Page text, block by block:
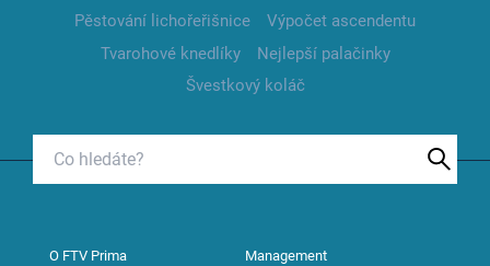
Pěstování lichořeřišnice
Výpočet ascendentu
Tvarohové knedlíky
Nejlepší palačinky
Švestkový koláč
O FTV Prima Management